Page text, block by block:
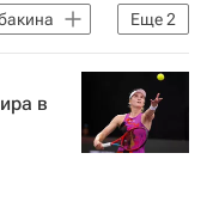
Еще2
в